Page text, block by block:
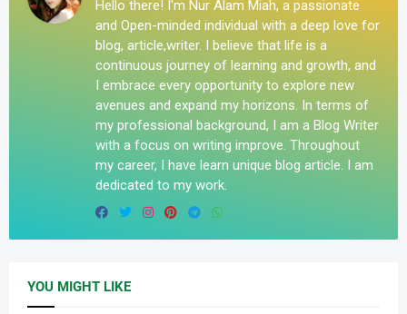
Hello there! I'm Nur Alam Miah, a passionate
and Open-minded individual with a deep love for
blog, article,writer. I believe that life is a
continuous journey of learning and growth, and
I embrace every opportunity to explore new
avenues and expand my horizons. In terms of
my professional background, I am a Blog Writer
with a focus on writing improve. Throughout
my career, I have learn unique blog article. I am
dedicated to my work.
YOU MIGHT LIKE